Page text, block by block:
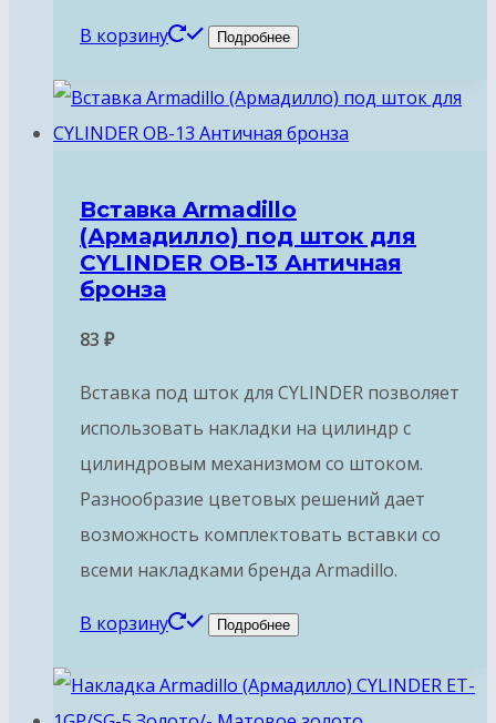
В корзину Подробнее
Вставка Armadillo
(Армадилло) под шток для
CYLINDER OB-13 Античная
бронза
83 ₽
Вставка под шток для CYLINDER позволяет
использовать накладки на цилиндр с
цилиндровым механизмом со штоком.
Разнообразие цветовых решений дает
возможность комплектовать вставки со
всеми накладками бренда Armadillo.
В корзину Подробнее